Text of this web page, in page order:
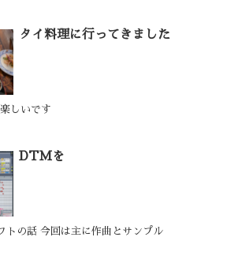
タイ料理に行ってきました
しいです
DTMを
の話 今回は主に作曲とサンプル